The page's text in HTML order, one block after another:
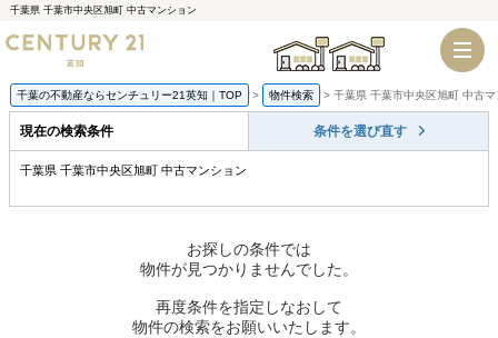
千葉県 千葉市中央区旭町 中古マンション
千葉店 船橋店
千葉の不動産ならセンチュリー21英知｜TOP 物件検索 千葉県 千葉市中央区旭町 中古
現在の検索条件 条件を選び直す
千葉県 千葉市中央区旭町 中古マンション
お探しの条件では
物件が見つかりませんでした。
再度条件を指定しなおして
物件の検索をお願いいたします。